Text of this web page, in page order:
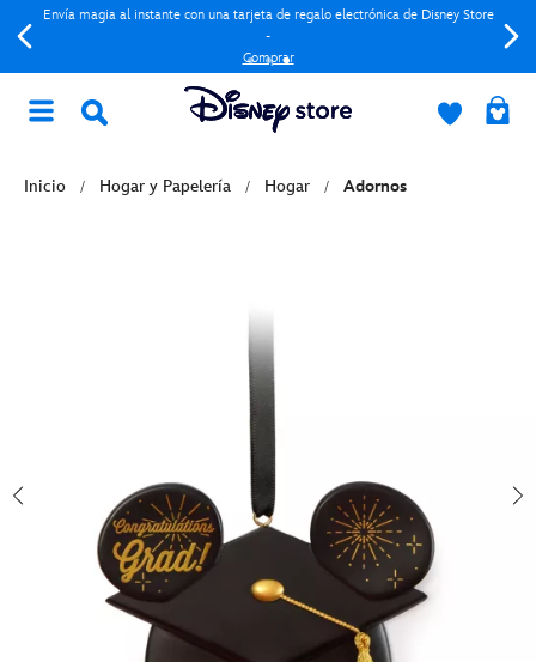
Envía magia al instante con una tarjeta de regalo electrónica de Disney Store
-
Comprar
Inicio Hogar y Papelería Hogar Adornos